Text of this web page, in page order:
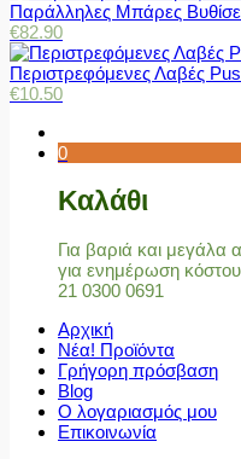
Παράλληλες Μπάρες
€82.90
Περιστρεφόμενες Λαβές
€10.50
0
Καλάθι
Για βαριά και μεγάλα
για ενημέρωση
21 0300 0691
Αρχική
Νέα! Προϊόντα
Γρήγορη πρόσβαση
Blog
Ο λογαριασμός μου
Επικοινωνία